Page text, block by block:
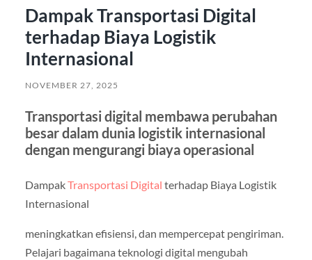
Dampak Transportasi Digital
terhadap Biaya Logistik
Internasional
NOVEMBER 27, 2025
Transportasi digital membawa perubahan
besar dalam dunia logistik internasional
dengan mengurangi biaya operasional
DampakTransportasi Digital terhadap Biaya Logistik
Internasional
meningkatkan efisiensi, dan mempercepat pengiriman.
Pelajari bagaimana teknologi digital mengubah